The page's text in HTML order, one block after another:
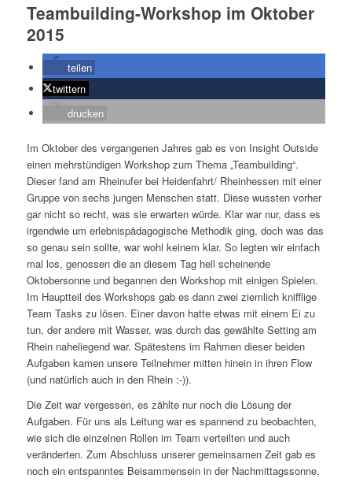
Teambuilding-Workshop im Oktober
2015
teilen
twittern
drucken
Im Oktober des vergangenen Jahres gab es von Insight Outside
einen mehrstündigen Workshop zum Thema „Teambuilding“.
Dieser fand am Rheinufer bei Heidenfahrt/ Rheinhessen mit einer
Gruppe von sechs jungen Menschen statt. Diese wussten vorher
gar nicht so recht, was sie erwarten würde. Klar war nur, dass es
irgendwie um erlebnispädagogische Methodik ging, doch was das
so genau sein sollte, war wohl keinem klar. So legten wir einfach
mal los, genossen die an diesem Tag hell scheinende
Oktobersonne und begannen den Workshop mit einigen Spielen.
Im Hauptteil des Workshops gab es dann zwei ziemlich knifflige
Team Tasks zu lösen. Einer davon hatte etwas mit einem Ei zu
tun, der andere mit Wasser, was durch das gewählte Setting am
Rhein naheliegend war. Spätestens im Rahmen dieser beiden
Aufgaben kamen unsere Teilnehmer mitten hinein in ihren Flow
(und natürlich auch in den Rhein :-)).
Die Zeit war vergessen, es zählte nur noch die Lösung der
Aufgaben. Für uns als Leitung war es spannend zu beobachten,
wie sich die einzelnen Rollen im Team verteilten und auch
veränderten. Zum Abschluss unserer gemeinsamen Zeit gab es
noch ein entspanntes Beisammensein in der Nachmittagssonne,